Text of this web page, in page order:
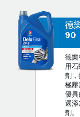
德
90
德
用
劑
極
優異
還添
劑。